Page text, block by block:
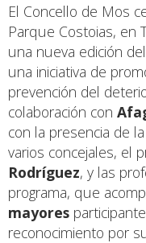
El Concello de Mos
Parque Costoias, en
una nueva edición
una iniciativa de
prevención del
colaboración con
con la presencia de
varios concejales, el
Rodríguez, y las
programa, que
mayores
reconocimiento por